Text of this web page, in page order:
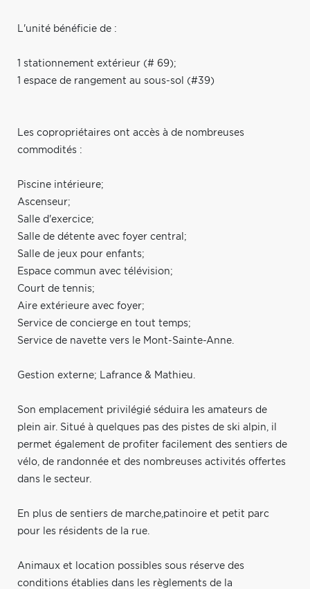
L'unité bénéficie de :
1 stationnement extérieur (# 69);
1 espace de rangement au sous-sol (#39)
Les copropriétaires ont accès à de nombreuses
commodités :
Piscine intérieure;
Ascenseur;
Salle d'exercice;
Salle de détente avec foyer central;
Salle de jeux pour enfants;
Espace commun avec télévision;
Court de tennis;
Aire extérieure avec foyer;
Service de concierge en tout temps;
Service de navette vers le Mont-Sainte-Anne.
Gestion externe; Lafrance & Mathieu.
Son emplacement privilégié séduira les amateurs de
plein air. Situé à quelques pas des pistes de ski alpin, il
permet également de profiter facilement des sentiers de
vélo, de randonnée et des nombreuses activités offertes
dans le secteur.
En plus de sentiers de marche,patinoire et petit parc
pour les résidents de la rue.
Animaux et location possibles sous réserve des
conditions établies dans les règlements de la